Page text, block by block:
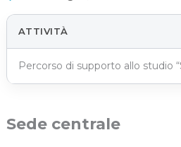
ATTIVITÀ
Percorso di supporto allo studio
Sede centrale